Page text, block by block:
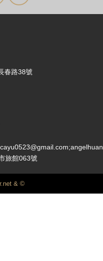
春路38號
旅館063號
& ©